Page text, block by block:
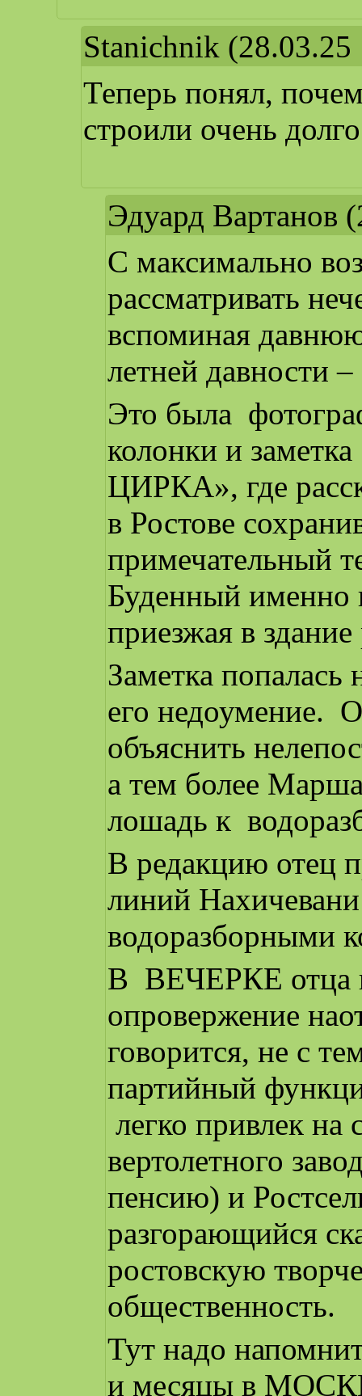
Stanichnik (28.03.25
Теперь понял,
строили очень
Эдуард Вартанов
С максимально
рассматривать
вспоминая
летней
Это была
колонки и
ЦИРКА», где
в Ростове
примечательный
Буденный именно
приезжая в
Заметка попалась
его недоумение.
объяснить
а тем более
лошадь к
В редакцию отец
линий
водоразборными
В ВЕЧЕРКЕ отца
опровержение
говорится, не с
партийный
легко привлек
вертолетного
пенсию) и
разгорающийся
ростовскую
общественность.
Тут надо
и месяцы в